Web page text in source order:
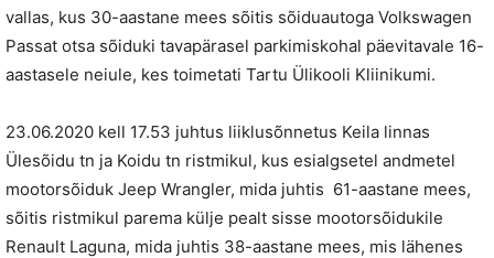
vallas, kus 30-aastane mees sõitis sõiduautoga Volkswagen
Passat otsa sõiduki tavapärasel parkimiskohal päevitavale 16-
aastasele neiule, kes toimetati Tartu Ülikooli Kliinikumi.
23.06.2020 kell 17.53 juhtus liiklusõnnetus Keila linnas
Ülesõidu tn ja Koidu tn ristmikul, kus esialgsetel andmetel
mootorsõiduk Jeep Wrangler, mida juhtis 61-aastane mees,
sõitis ristmikul parema külje pealt sisse mootorsõidukile
Renault Laguna, mida juhtis 38-aastane mees, mis lähenes